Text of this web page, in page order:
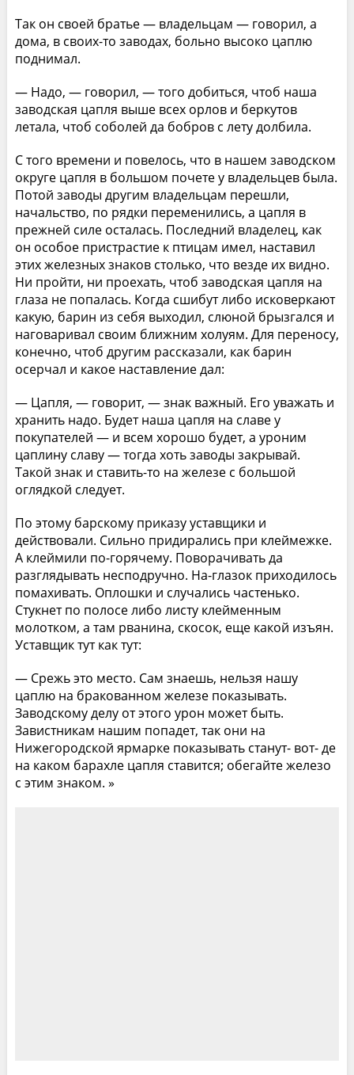
Так он своей братье — владельцам — говорил, а
дома, в своих-то заводах, больно высоко цаплю
поднимал.
— Надо, — говорил, — того добиться, чтоб наша
заводская цапля выше всех орлов и беркутов
летала, чтоб соболей да бобров с лету долбила.
С того времени и повелось, что в нашем заводском
округе цапля в большом почете у владельцев была.
Потой заводы другим владельцам перешли,
начальство, по рядки переменились, а цапля в
прежней силе осталась. Последний владелец, как
он особое пристрастие к птицам имел, наставил
этих железных знаков столько, что везде их видно.
Ни пройти, ни проехать, чтоб заводская цапля на
глаза не попалась. Когда сшибут либо исковеркают
какую, барин из себя выходил, слюной брызгался и
наговаривал своим ближним холуям. Для переносу,
конечно, чтоб другим рассказали, как барин
осерчал и какое наставление дал:
— Цапля, — говорит, — знак важный. Его уважать и
хранить надо. Будет наша цапля на славе у
покупателей — и всем хорошо будет, а уроним
цаплину славу — тогда хоть заводы закрывай.
Такой знак и ставить-то на железе с большой
оглядкой следует.
По этому барскому приказу уставщики и
действовали. Сильно придирались при клеймежке.
А клеймили по-горячему. Поворачивать да
разглядывать несподручно. На-глазок приходилось
помахивать. Оплошки и случались частенько.
Стукнет по полосе либо листу клейменным
молотком, а там рванина, скосок, еще какой изъян.
Уставщик тут как тут:
— Срежь это место. Сам знаешь, нельзя нашу
цаплю на бракованном железе показывать.
Заводскому делу от этого урон может быть.
Завистникам нашим попадет, так они на
Нижегородской ярмарке показывать станут- вот- де
на каком барахле цапля ставится; обегайте железо
с этим знаком. »